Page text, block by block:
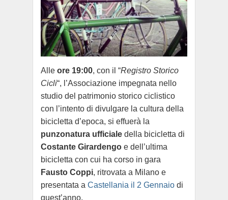
Alle ore 19:00, con il “Registro Storico
Cicli“, l’Associazione impegnata nello
studio del patrimonio storico ciclistico
con l’intento di divulgare la cultura della
bicicletta d’epoca, si effuerà la
punzonatura ufficiale della bicicletta di
Costante Girardengo e dell’ultima
bicicletta con cui ha corso in gara
Fausto Coppi, ritrovata a Milano e
presentata a Castellania il 2 Gennaio di
quest’anno.